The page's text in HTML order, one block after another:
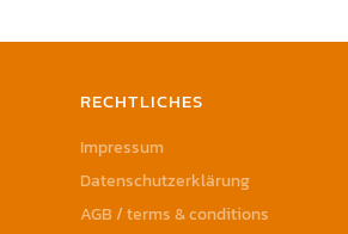
RECHTLICHES
Impressum
Datenschutzerklärung
AGB / terms & conditions